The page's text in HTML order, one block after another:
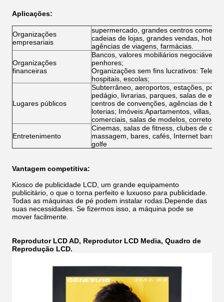
Aplicações:
Organizações
empresariais
supermercado, grandes centros
cadeias de lojas, grandes vendas,
agências de viagens, farmácias.
Organizações
financeiras
Bancos, valores mobiliários negociáveis,
penhores;
Organizações sem fins lucrativos:
hospitais, escolas;
Lugares públicos
Subterrâneo, aeroportos, estações,
pedágio, livrarias, parques, salas de
centros de convenções, agências de
loterias; Imóveis:Apartamentos, villas,
comerciais, salas de modelos, corretores
Entretenimento
Cinemas, salas de fitness, clubes de
massagem, bares, cafés, Internet bars,
golfe
Vantagem competitiva:
Kiosco de publicidade LCD, um grande equipamento
publicitário, o que o torna perfeito e luxuoso para publicidade.
Todas as máquinas de pé podem instalar rodas.Depende das
suas necessidades. Se fizermos isso, a máquina pode se
mover facilmente.
Reprodutor LCD AD, Reprodutor LCD Media, Quadro de
Reprodução LCD.